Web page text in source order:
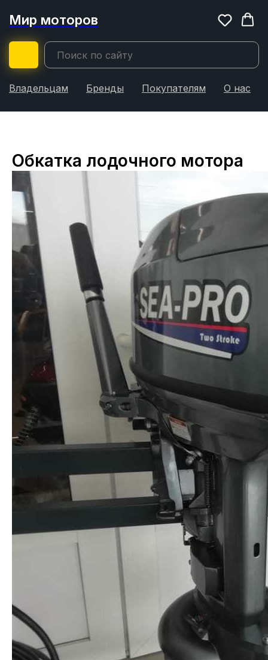
Мир моторов
Владельцам Бренды Покупателям О нас
Обкатка лодочного мотора